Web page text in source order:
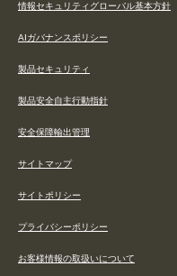
情報セキュリティグローバル基本方針
AIガバナンスポリシー
製品セキュリティ
製品安全自主行動指針
安全保障輸出管理
サイトマップ
サイトポリシー
プライバシーポリシー
お客様情報の取扱いについて